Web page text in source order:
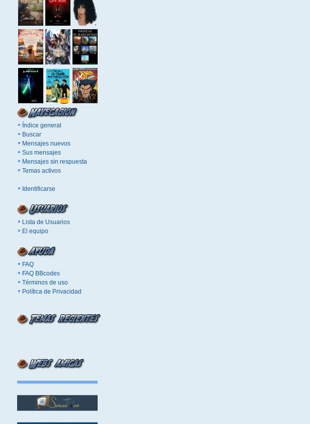
Índice general
Buscar
Mensajes nuevos
Sus mensajes
Mensajes sin respuesta
Temas activos
Identificarse
Lista de Usuarios
El equipo
FAQ
FAQ BBcodes
Términos de uso
Política de Privacidad